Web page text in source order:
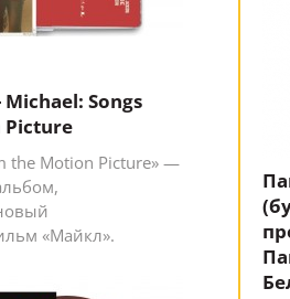
Songs
Picture
the Motion Picture» —
«Майкл».